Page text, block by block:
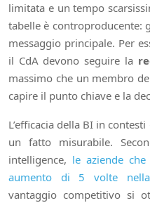
limitata e un tempo
tabelle è controproducente:
messaggio principale. Per
il CdA devono seguire la
massimo che un membro
capire il punto chiave e la
L’efficacia della BI in
un fatto misurabile.
intelligence, le aziende
aumento di 5 volte nella
vantaggio competitivo si